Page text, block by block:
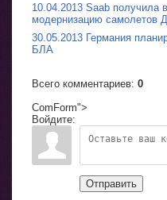
10.04.2013 Saab получила
модернизацию
30.05.2013 Германия
БЛА
Всего комментариев: 0
ComForm">
Войдите:
Отправить